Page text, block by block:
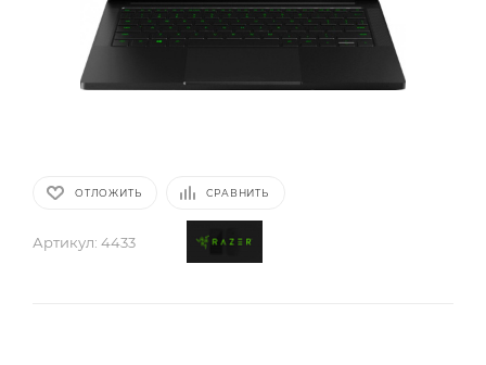
ОТЛОЖИТЬ СРАВНИТЬ
Артикул: 4433